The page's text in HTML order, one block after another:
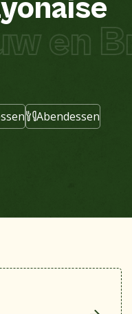
en
Abendessen